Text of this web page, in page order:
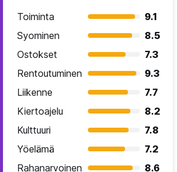
Toiminta
9.1
Syominen
8.5
Ostokset
7.3
Rentoutuminen
9.3
Liikenne
7.7
Kiertoajelu
8.2
Kulttuuri
7.8
Yöelämä
7.2
Rahanarvoinen
8.6